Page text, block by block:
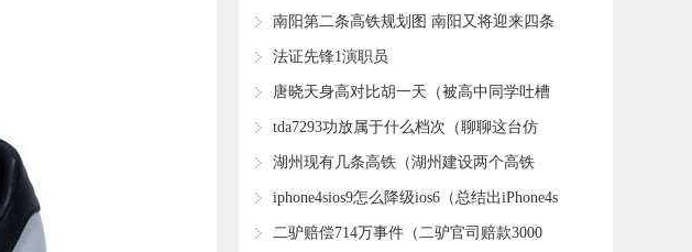
生仲尼万古如长夜）
​南阳第二条高铁规划图 南阳又将迎来四条
新高铁
​法证先锋1演职员
​唐晓天身高对比胡一天（被高中同学吐槽
颜值）
​tda7293功放属于什么档次（聊聊这台仿
LK140功放6并TDA7293的价格和成本）
​湖州现有几条高铁（湖州建设两个高铁
站）
​iphone4sios9怎么降级ios6（总结出iPhone4s
降级iOS6的教程）
​二驴赔偿714万事件（二驴官司赔款3000